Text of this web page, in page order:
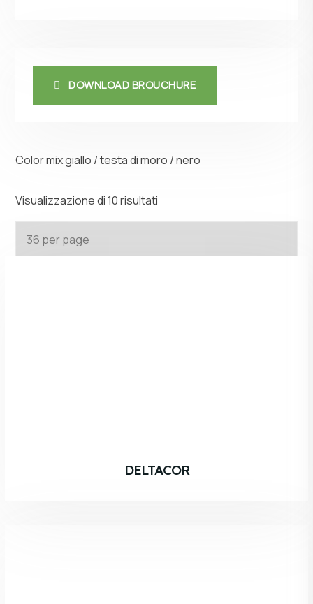
DOWNLOAD BROUCHURE
Color mix giallo / testa di moro / nero
Visualizzazione di 10 risultati
DELTACOR